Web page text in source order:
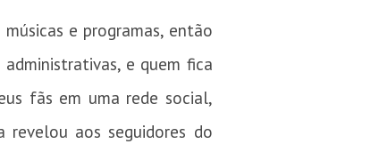
e programas, então
e quem fica
fãs em uma rede social,
revelou aos seguidores do